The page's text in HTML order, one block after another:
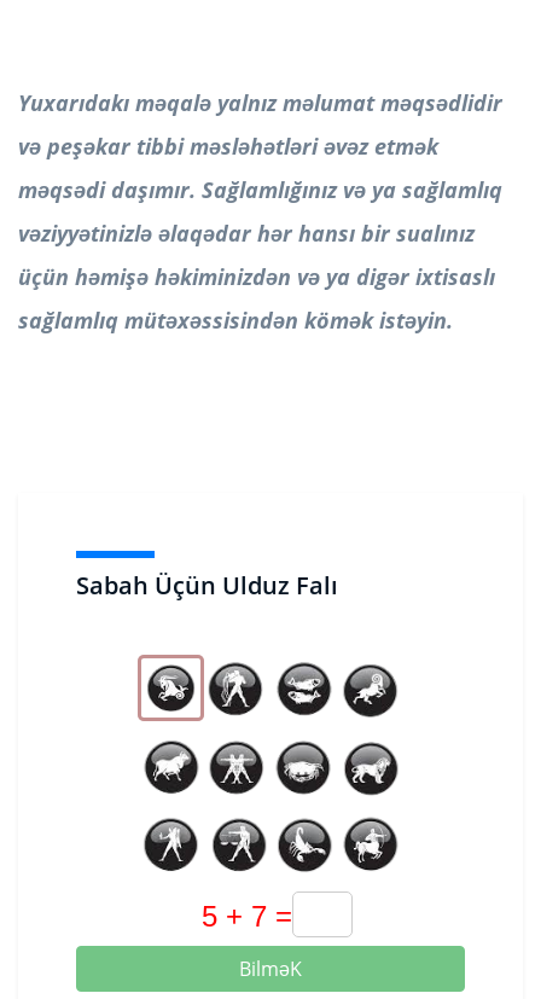
Sabah Üçün Ulduz Falı
BilməK
Yuxarıdakı məqalə yalnız məlumat məqsədlidir
və peşəkar tibbi məsləhətləri əvəz etmək
məqsədi daşımır. Sağlamlığınız və ya sağlamlıq
vəziyyətinizlə əlaqədar hər hansı bir sualınız
üçün həmişə həkiminizdən və ya digər ixtisaslı
sağlamlıq mütəxəssisindən kömək istəyin.